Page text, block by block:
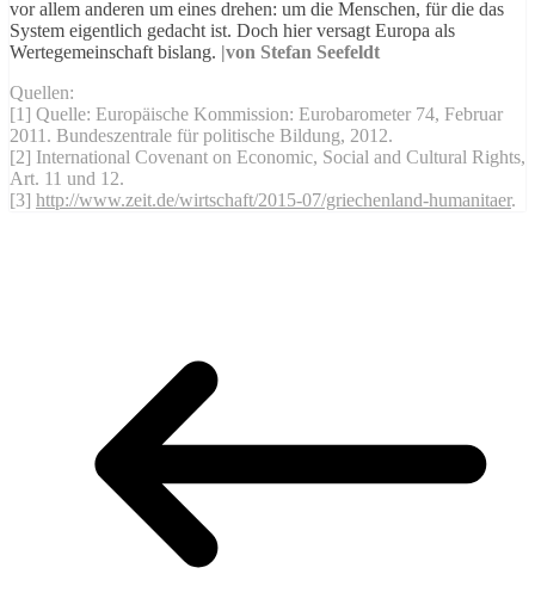
vor allem anderen um eines drehen: um die Menschen, für die das
System eigentlich gedacht ist. Doch hier versagt Europa als
Wertegemeinschaft bislang. |von Stefan Seefeldt
Quellen:
[1] Quelle: Europäische Kommission: Eurobarometer 74, Februar
2011. Bundeszentrale für politische Bildung, 2012.
[2] International Covenant on Economic, Social and Cultural Rights,
Art. 11 und 12.
[3] http://www.zeit.de/wirtschaft/2015-07/griechenland-humanitaer.